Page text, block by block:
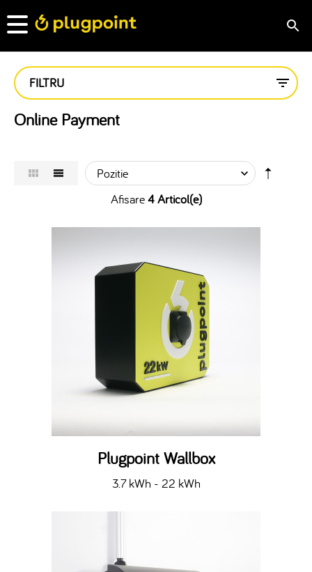
FILTRU
Online Payment
Afisare4 Articol(e)
Plugpoint Wallbox
3.7 kWh - 22 kWh